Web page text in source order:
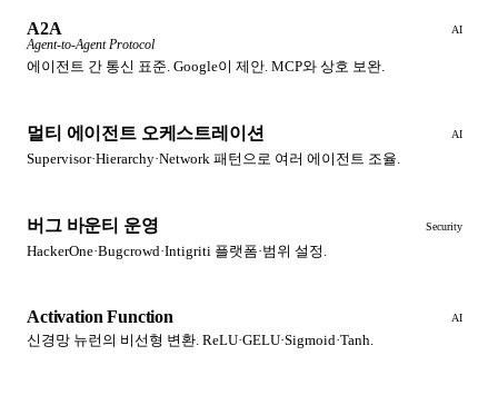
A2A AI
Agent-to-Agent Protocol
에이전트 간 통신 표준. Google이 제안. MCP와 상호 보완.
멀티 에이전트 오케스트레이션 AI
Supervisor·Hierarchy·Network 패턴으로 여러 에이전트 조율.
버그 바운티 운영 Security
HackerOne·Bugcrowd·Intigriti 플랫폼·범위 설정.
Activation Function AI
신경망 뉴런의 비선형 변환. ReLU·GELU·Sigmoid·Tanh.